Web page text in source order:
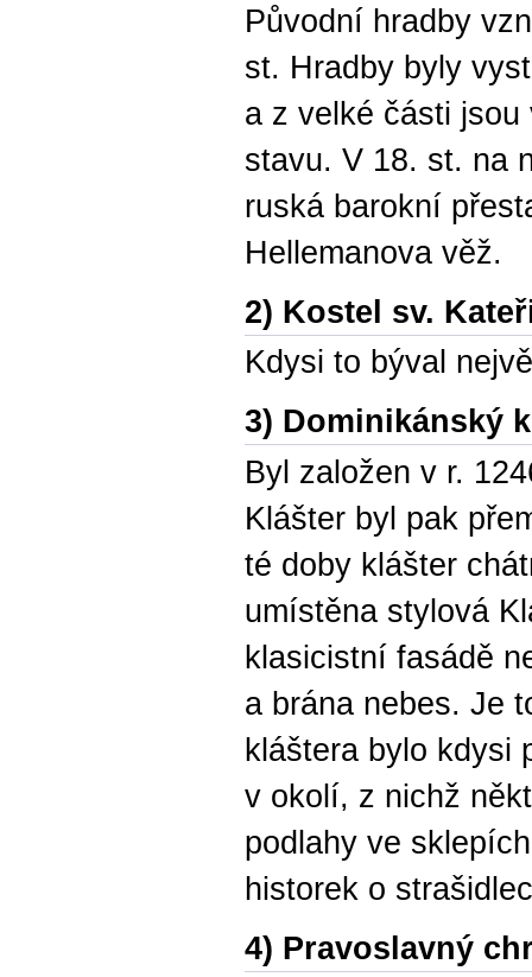
Původní hradby
st. Hradby byly
a z velké části jsou
stavu. V 18. st. na
ruská barokní
Hellemanova věž.
2) Kostel sv.
Kdysi to býval
3) Dominikánský
Byl založen v r.
Klášter byl pak
té doby klášter
umístěna stylová
klasicistní fasádě
a brána nebes. Je
kláštera bylo kdysi
v okolí, z nichž
podlahy ve
historek o
4) Pravoslavný